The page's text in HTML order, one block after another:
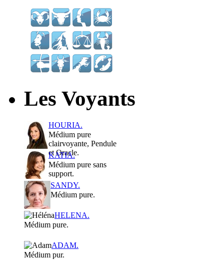
Les Voyants
HOURIA.
Médium pure
clairvoyante, Pendule
et Oracle.
KATIA.
Médium pure sans
support.
SANDY.
Médium pure.
HELENA.
Médium pure.
ADAM.
Médium pur.